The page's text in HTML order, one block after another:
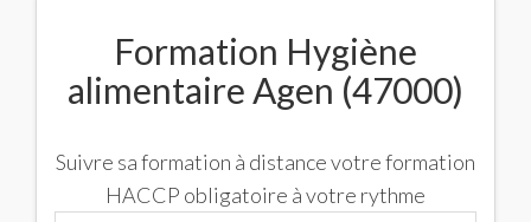
Formation Hygiène
alimentaire Agen (47000)
Suivre sa formation à distance votre formation
HACCP obligatoire à votre rythme